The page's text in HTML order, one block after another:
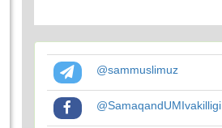
@sammuslimuz
@SamaqandUMIvakilligi